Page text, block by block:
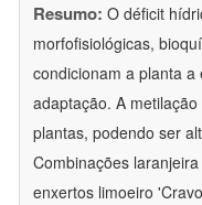
Resumo: O déficit
morfofisiológicas,
condicionam a planta
adaptação. A
plantas, podendo ser
Combinações
enxertos limoeiro